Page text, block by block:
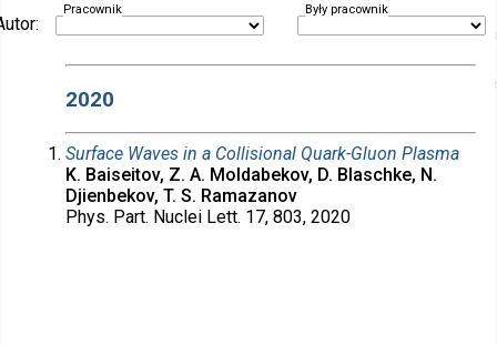
Pracownik Były pracownik
2020
Surface Waves in a Collisional Quark-Gluon Plasma
K. Baiseitov, Z. A. Moldabekov, D. Blaschke, N.
Djienbekov, T. S. Ramazanov
Phys. Part. Nuclei Lett. 17, 803, 2020